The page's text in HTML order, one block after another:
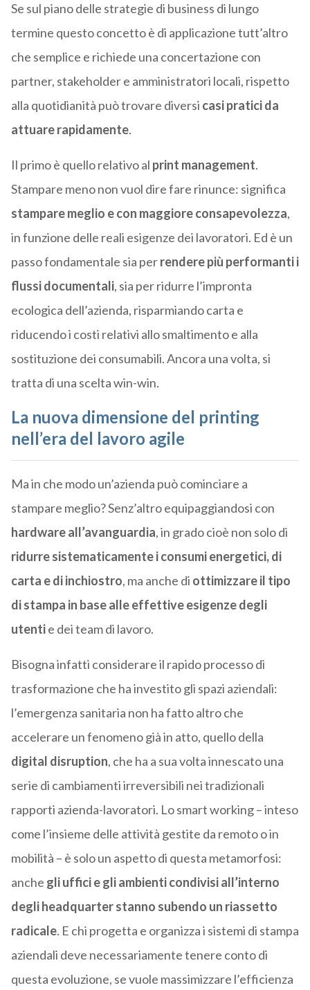
Se sul piano delle strategie di business di lungo
termine questo concetto è di applicazione tutt’altro
che semplice e richiede una concertazione con
partner, stakeholder e amministratori locali, rispetto
alla quotidianità può trovare diversi casi pratici da
attuare rapidamente.
Il primo è quello relativo al print management.
Stampare meno non vuol dire fare rinunce: significa
stampare meglio e con maggiore consapevolezza,
in funzione delle reali esigenze dei lavoratori. Ed è un
passo fondamentale sia perrendere più performanti i
flussi documentali, sia per ridurre l’impronta
ecologica dell’azienda, risparmiando carta e
riducendo i costi relativi allo smaltimento e alla
sostituzione dei consumabili. Ancora una volta, si
tratta di una scelta win-win.
La nuova dimensione del printing
nell’era del lavoro agile
Ma in che modo un’azienda può cominciare a
stampare meglio? Senz’altro equipaggiandosi con
hardware all’avanguardia, in grado cioè non solo di
ridurre sistematicamente i consumi energetici, di
carta e di inchiostro, ma anche di ottimizzare il tipo
di stampa in base alle effettive esigenze degli
utentie dei team di lavoro.
Bisogna infatti considerare il rapido processo di
trasformazione che ha investito gli spazi aziendali:
l’emergenza sanitaria non ha fatto altro che
accelerare un fenomeno già in atto, quello della
digital disruption, che ha a sua volta innescato una
serie di cambiamenti irreversibili nei tradizionali
rapporti azienda-lavoratori. Lo smart working – inteso
come l’insieme delle attività gestite da remoto o in
mobilità – è solo un aspetto di questa metamorfosi:
anche gli uffici e gli ambienti condivisi all’interno
degli headquarter stanno subendo un riassetto
radicale. E chi progetta e organizza i sistemi di stampa
aziendali deve necessariamente tenere conto di
questa evoluzione, se vuole massimizzare l’efficienza